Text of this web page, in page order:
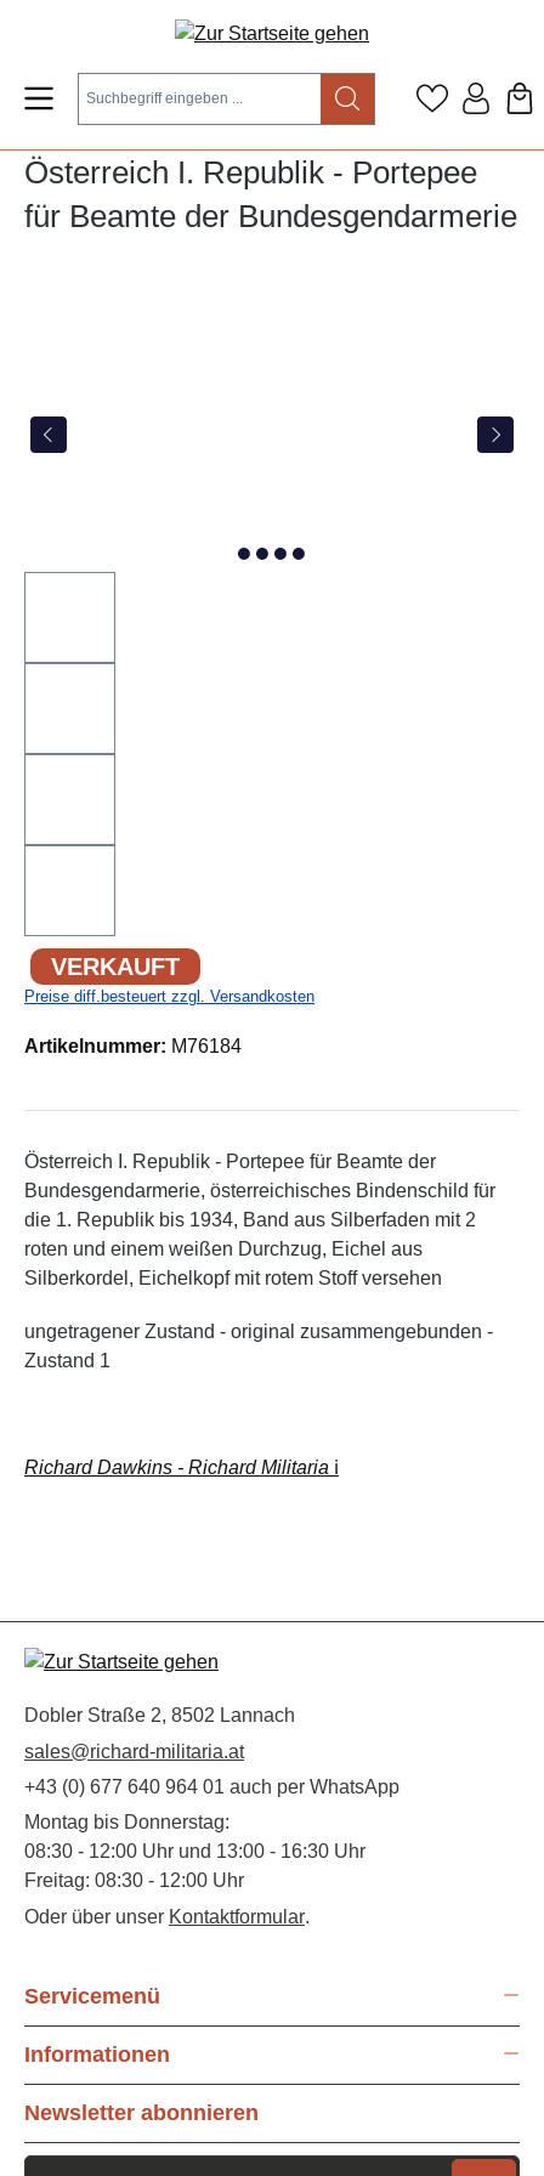
Zum Hauptinhalt springen
Österreich I. Republik - Portepee
für Beamte der Bundesgendarmerie
VERKAUFT
Preise diff.besteuert zzgl. Versandkosten
Artikelnummer: M76184
Österreich I. Republik - Portepee für Beamte der
Bundesgendarmerie, österreichisches Bindenschild für
die 1. Republik bis 1934, Band aus Silberfaden mit 2
roten und einem weißen Durchzug, Eichel aus
Silberkordel, Eichelkopf mit rotem Stoff versehen
ungetragener Zustand - original zusammengebunden -
Zustand 1
Richard Dawkins - Richard Militaria ℹ️
Dobler Straße 2, 8502 Lannach
sales@richard-militaria.at
+43 (0) 677 640 964 01 auch per WhatsApp
Montag bis Donnerstag:
08:30 - 12:00 Uhr und 13:00 - 16:30 Uhr
Freitag: 08:30 - 12:00 Uhr
Oder über unser Kontaktformular.
Servicemenü
Informationen
Newsletter abonnieren